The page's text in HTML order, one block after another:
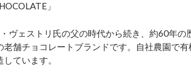
」
・ヴェストリ氏の父の時代から続き、約60年
老舗チョコレートブランドです。自社農園で
ています。